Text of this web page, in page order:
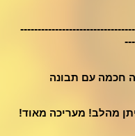
חכמה עם תבונה
מהלב! מעריכה מאוד!